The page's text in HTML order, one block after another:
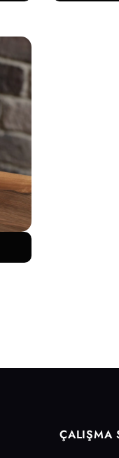
ÇALIŞMA